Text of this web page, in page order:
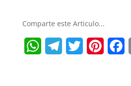
Comparte este Articulo...